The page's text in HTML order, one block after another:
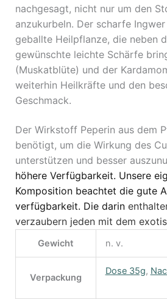
nachgesagt, nicht nur um den
anzukurbeln. Der scharfe
geballte Heilpflanze, die neben
gewünschte leichte Schärfe
(Muskatblüte) und der
weiterhin Heilkräfte und den
Geschmack.
Der Wirkstoff Peperin aus dem
benötigt, um die Wirkung des
unterstützen und besser
höhere Verfügbarkeit. Unsere
Komposition beachtet die gute
verfügbarkeit. Die darin
verzaubern jeden mit dem
Gewicht n. v.
Verpackung
Dose 35g,